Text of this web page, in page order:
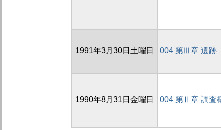
1991年3月30日土曜日 004 第Ⅲ章 遺跡
1990年8月31日金曜日 004 第Ⅱ章 調査